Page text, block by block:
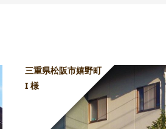
三重県松阪市嬉野町
I 様